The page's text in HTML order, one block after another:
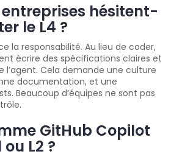
hésitent-
le L4 ?
la responsabilité. Au lieu de coder,
écrire des spécifications claires et
l’agent. Cela demande une culture
documentation, et une
Beaucoup d’équipes ne sont pas
GitHub Copilot
L2 ?